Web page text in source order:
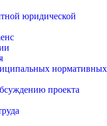
юридической
нормативных
проекта